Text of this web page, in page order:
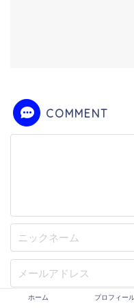
COMMENT
ホーム プロフィー